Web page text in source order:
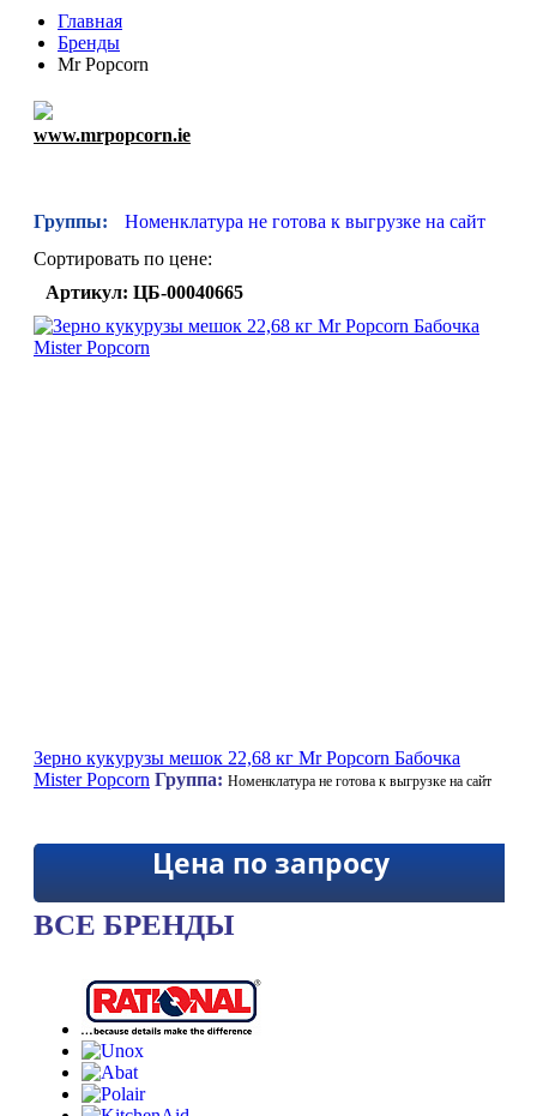
Главная
Бренды
Mr Popcorn
www.mrpopcorn.ie
Группы:
Номенклатура не готова к выгрузке на сайт
Сортировать по цене:
Артикул: ЦБ-00040665
Зерно кукурузы мешок 22,68 кг Mr Popcorn Бабочка
Mister Popcorn Группа: Номенклатура не готова к выгрузке на сайт
Цена по запросу
ВСЕ БРЕНДЫ